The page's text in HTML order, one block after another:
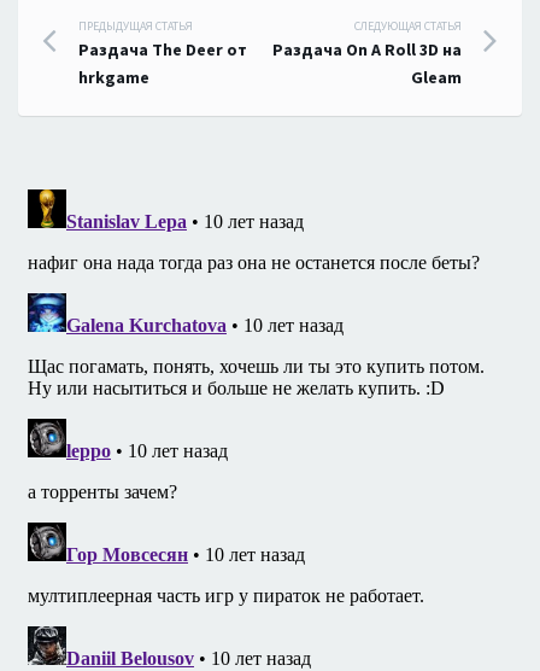
Навигация
по
записям
ПРЕДЫДУЩАЯ СТАТЬЯ
Раздача The Deer от
hrkgame
СЛЕДУЮЩАЯ СТАТЬЯ
Раздача On A Roll 3D на
Gleam